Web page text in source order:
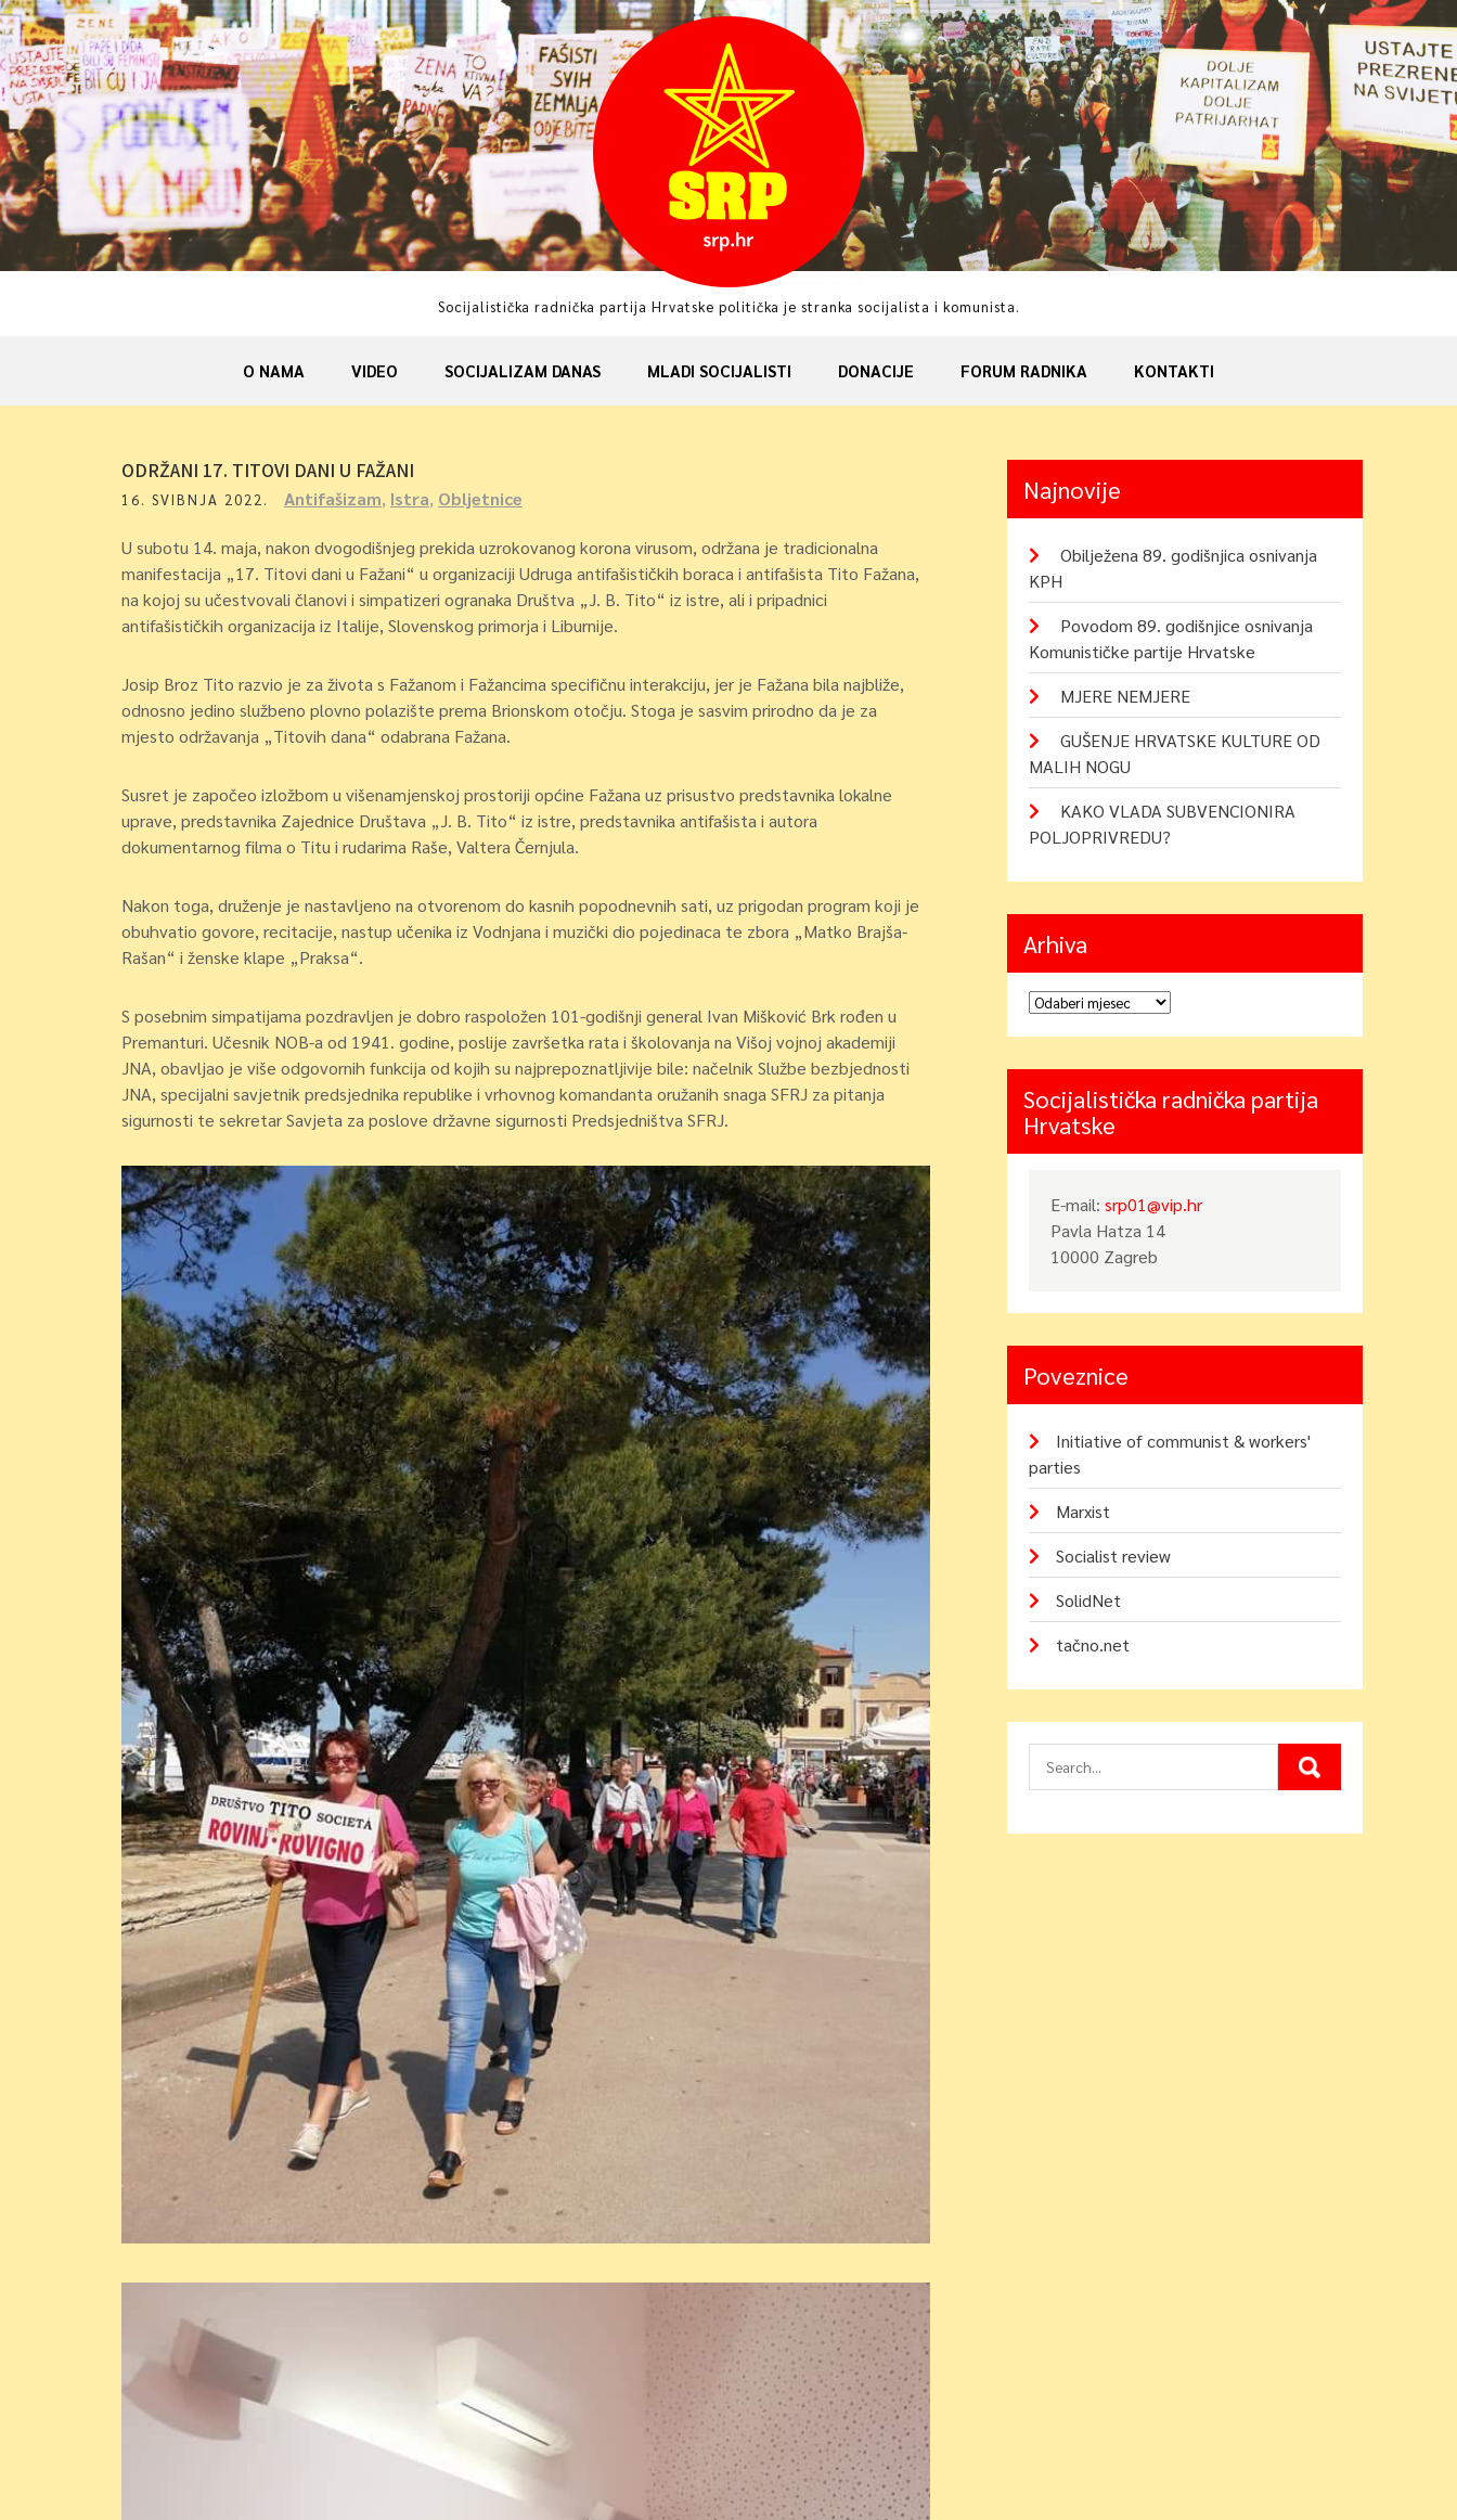
Skip
to
content
Socijalistička radnička partija Hrvatske politička je stranka socijalista i komunista.
O NAMA VIDEO SOCIJALIZAM DANAS MLADI SOCIJALISTI DONACIJE FORUM RADNIKA KONTAKTI
ODRŽANI 17. TITOVI DANI U FAŽANI
16. SVIBNJA 2022. Antifašizam, Istra, Obljetnice
U subotu 14. maja, nakon dvogodišnjeg prekida uzrokovanog korona virusom, održana je tradicionalna
manifestacija „17. Titovi dani u Fažani“ u organizaciji Udruga antifašističkih boraca i antifašista Tito Fažana,
na kojoj su učestvovali članovi i simpatizeri ogranaka Društva „J. B. Tito“ iz istre, ali i pripadnici
antifašističkih organizacija iz Italije, Slovenskog primorja i Liburnije.
Josip Broz Tito razvio je za života s Fažanom i Fažancima specifičnu interakciju, jer je Fažana bila najbliže,
odnosno jedino službeno plovno polazište prema Brionskom otočju. Stoga je sasvim prirodno da je za
mjesto održavanja „Titovih dana“ odabrana Fažana.
Susret je započeo izložbom u višenamjenskoj prostoriji općine Fažana uz prisustvo predstavnika lokalne
uprave, predstavnika Zajednice Društava „J. B. Tito“ iz istre, predstavnika antifašista i autora
dokumentarnog filma o Titu i rudarima Raše, Valtera Černjula.
Nakon toga, druženje je nastavljeno na otvorenom do kasnih popodnevnih sati, uz prigodan program koji je
obuhvatio govore, recitacije, nastup učenika iz Vodnjana i muzički dio pojedinaca te zbora „Matko Brajša-
Rašan“ i ženske klape „Praksa“.
S posebnim simpatijama pozdravljen je dobro raspoložen 101-godišnji general Ivan Mišković Brk rođen u
Premanturi. Učesnik NOB-a od 1941. godine, poslije završetka rata i školovanja na Višoj vojnoj akademiji
JNA, obavljao je više odgovornih funkcija od kojih su najprepoznatljivije bile: načelnik Službe bezbjednosti
JNA, specijalni savjetnik predsjednika republike i vrhovnog komandanta oružanih snaga SFRJ za pitanja
sigurnosti te sekretar Savjeta za poslove državne sigurnosti Predsjedništva SFRJ.
Najnovije
Obilježena 89. godišnjica osnivanja
KPH
Povodom 89. godišnjice osnivanja
Komunističke partije Hrvatske
MJERE NEMJERE
GUŠENJE HRVATSKE KULTURE OD
MALIH NOGU
KAKO VLADA SUBVENCIONIRA
POLJOPRIVREDU?
Arhiva
Arhiva
Socijalistička radnička partija
Hrvatske
E-mail:srp01@vip.hr
Pavla Hatza 14
10000 Zagreb
Poveznice
Initiative of communist & workers'
parties
Marxist
Socialist review
SolidNet
tačno.net